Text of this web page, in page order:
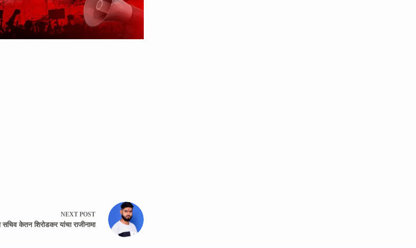
NEXTPOST
सचिव केतन शिरोडकर यांचा राजीनामा